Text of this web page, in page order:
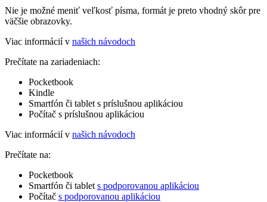
Nie je možné meniť veľkosť písma, formát je preto vhodný skôr pre
väčšie obrazovky.
Viac informácií v našich návodoch
Prečítate na zariadeniach:
Pocketbook
Kindle
Smartfón či tablet s príslušnou aplikáciou
Počítač s príslušnou aplikáciou
Viac informácií v našich návodoch
Prečítate na:
Pocketbook
Smartfón či tablet s podporovanou aplikáciou
Počítač s podporovanou aplikáciou